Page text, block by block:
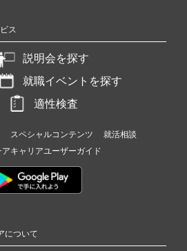
ス
説明会を探す
就職イベントを探す
適性検査
スペシャルコンテンツ
就活相談
アキャリアユーザーガイド
について